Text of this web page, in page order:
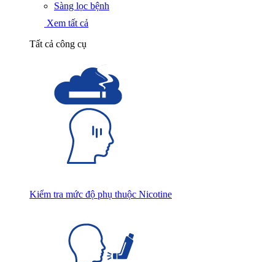
Sàng lọc bệnh
Xem tất cả
Tất cả công cụ
Kiểm tra mức độ phụ thuộc Nicotine